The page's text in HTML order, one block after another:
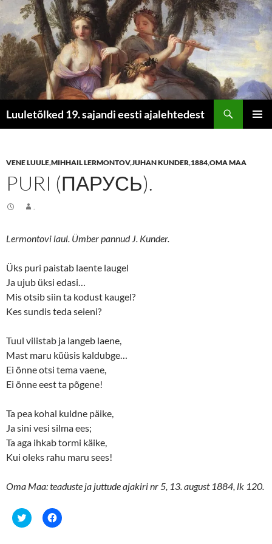
Luuletõlked 19. sajandi eesti ajalehtedest
VENE LUULE,MIHHAIL LERMONTOV,JUHAN KUNDER,1884,OMA MAA
PURI (ПАРУСЬ).
Lermontovi laul. Ümber pannud J. Kunder.
Üks puri paistab laente laugel
Ja ujub üksi edasi…
Mis otsib siin ta kodust kaugel?
Kes sundis teda seieni?
Tuul vilistab ja langeb laene,
Mast maru küüsis kaldubge…
Ei õnne otsi tema vaene,
Ei õnne eest ta põgene!
Ta pea kohal kuldne päike,
Ja sini vesi silma ees;
Ta aga ihkab tormi käike,
Kui oleks rahu maru sees!
Oma Maa: teaduste ja juttude ajakiri nr 5, 13. august 1884, lk 120.
C
l
C
l